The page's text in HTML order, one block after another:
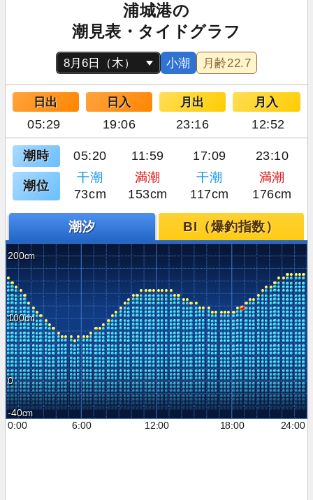
浦城港の
潮見表・タイドグラフ
小潮 月齢22.7
日出 日入 月出 月入
05:29 19:06 23:16 12:52
潮時 05:20 11:59 17:09 23:10
潮位
干潮 満潮 干潮
満潮
73cm
153cm 117cm 176cm
潮汐 BI（爆釣指数）
200
100
0
-40
0:00
6:00 12:00 18:00 24:00